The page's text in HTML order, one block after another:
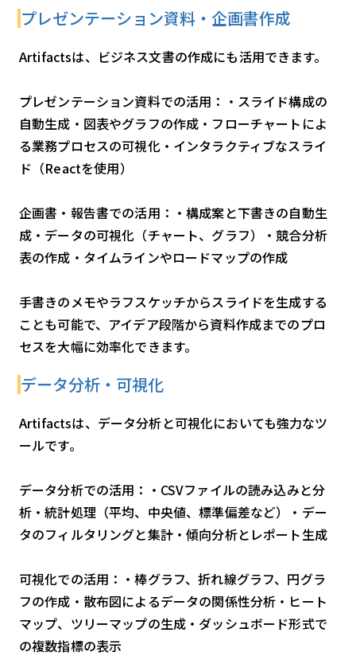
プレゼンテーション資料・企画書作成
Artifactsは、ビジネス文書の作成にも活用できます。
プレゼンテーション資料での活用：・スライド構成の
自動生成・図表やグラフの作成・フローチャートによ
る業務プロセスの可視化・インタラクティブなスライ
ド（Reactを使用）
企画書・報告書での活用：・構成案と下書きの自動生
成・データの可視化（チャート、グラフ）・競合分析
表の作成・タイムラインやロードマップの作成
手書きのメモやラフスケッチからスライドを生成する
ことも可能で、アイデア段階から資料作成までのプロ
セスを大幅に効率化できます。
データ分析・可視化
Artifactsは、データ分析と可視化においても強力なツ
ールです。
データ分析での活用：・CSVファイルの読み込みと分
析・統計処理（平均、中央値、標準偏差など）・デー
タのフィルタリングと集計・傾向分析とレポート生成
可視化での活用：・棒グラフ、折れ線グラフ、円グラ
フの作成・散布図によるデータの関係性分析・ヒート
マップ、ツリーマップの生成・ダッシュボード形式で
の複数指標の表示